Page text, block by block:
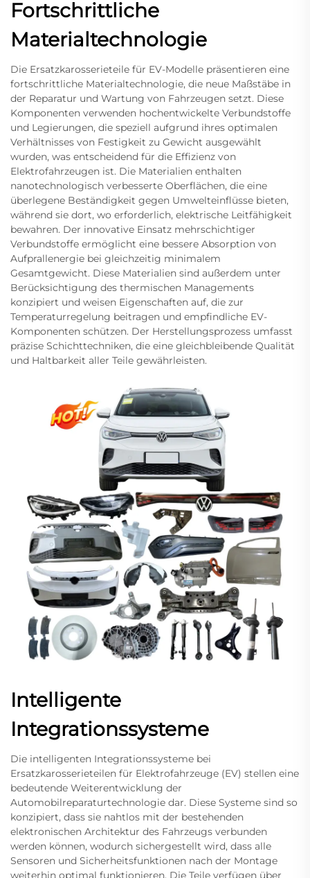
Fortschrittliche
Materialtechnologie
Die Ersatzkarosserieteile für EV-Modelle präsentieren eine
fortschrittliche Materialtechnologie, die neue Maßstäbe in
der Reparatur und Wartung von Fahrzeugen setzt. Diese
Komponenten verwenden hochentwickelte Verbundstoffe
und Legierungen, die speziell aufgrund ihres optimalen
Verhältnisses von Festigkeit zu Gewicht ausgewählt
wurden, was entscheidend für die Effizienz von
Elektrofahrzeugen ist. Die Materialien enthalten
nanotechnologisch verbesserte Oberflächen, die eine
überlegene Beständigkeit gegen Umwelteinflüsse bieten,
während sie dort, wo erforderlich, elektrische Leitfähigkeit
bewahren. Der innovative Einsatz mehrschichtiger
Verbundstoffe ermöglicht eine bessere Absorption von
Aufprallenergie bei gleichzeitig minimalem
Gesamtgewicht. Diese Materialien sind außerdem unter
Berücksichtigung des thermischen Managements
konzipiert und weisen Eigenschaften auf, die zur
Temperaturregelung beitragen und empfindliche EV-
Komponenten schützen. Der Herstellungsprozess umfasst
präzise Schichttechniken, die eine gleichbleibende Qualität
und Haltbarkeit aller Teile gewährleisten.
Intelligente
Integrationssysteme
Die intelligenten Integrationssysteme bei
Ersatzkarosserieteilen für Elektrofahrzeuge (EV) stellen eine
bedeutende Weiterentwicklung der
Automobilreparaturtechnologie dar. Diese Systeme sind so
konzipiert, dass sie nahtlos mit der bestehenden
elektronischen Architektur des Fahrzeugs verbunden
werden können, wodurch sichergestellt wird, dass alle
Sensoren und Sicherheitsfunktionen nach der Montage
weiterhin optimal funktionieren. Die Teile verfügen über